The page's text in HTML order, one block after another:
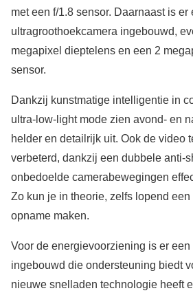
met een f/1.8 sensor. Daarnaast is er
ultragroothoekcamera ingebouwd,
megapixel dieptelens en een 2
sensor.
Dankzij kunstmatige intelligentie in
ultra-low-light mode zien avond- en
helder en detailrijk uit. Ook de video
verbeterd, dankzij een dubbele anti-
onbedoelde camerabewegingen
Zo kun je in theorie, zelfs lopend
opname maken.
Voor de energievoorziening is er
ingebouwd die ondersteuning biedt
nieuwe snelladen technologie heeft